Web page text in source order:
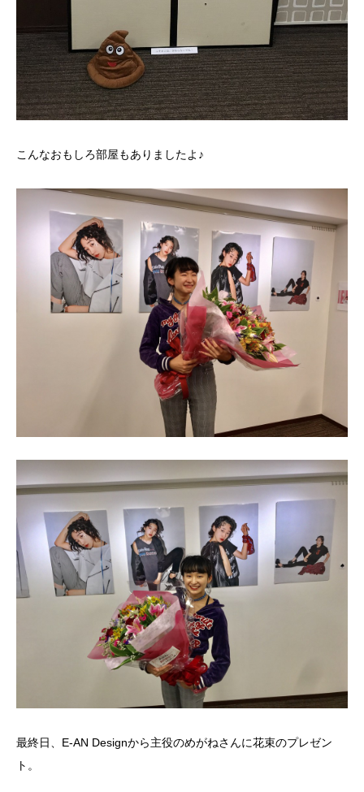
こんなおもしろ部屋もありましたよ♪
最終日、E-AN Designから主役のめがねさんに花束のプレゼン
ト。